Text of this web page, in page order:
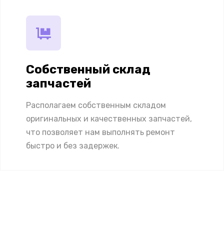
Собственный склад
запчастей
Располагаем собственным складом
оригинальных и качественных запчастей,
что позволяет нам выполнять ремонт
быстро и без задержек.